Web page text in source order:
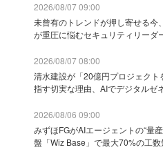
2026/08/07 09:00
未曾有のトレンドが押し寄せる今
が重圧に悩むセキュリティリーダ
2026/08/07 08:00
清水建設が「20億円プロジェクト
指す切実な理由、AIでデジタルゼ
2026/08/06 09:00
みずほFGがAIエージェントの“量
盤「Wiz Base」で最大70%の工数